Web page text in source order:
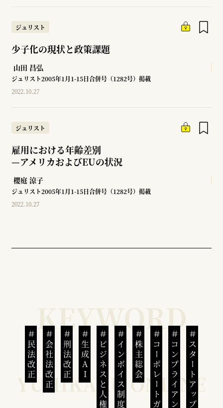
ジュリスト
少子化の現状と政策課題
山田 昌弘
ジュリスト2005年1月1-15日合併号（1282号）掲載
2022.10.27
ジュリスト
雇用における年齢差別
—アメリカおよびEUの状況
櫻庭 涼子
ジュリスト2005年1月1-15日合併号（1282号）掲載
2022.10.27
民法改正 会社法改正 刑法改正 生成AI ビジネスと人権インボイス制度 株主総会 コンプライアンススタートアップ